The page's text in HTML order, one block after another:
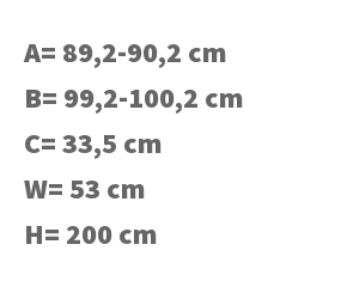
A= 89,2-90,2 cm
B= 99,2-100,2 cm
C= 33,5 cm
W= 53 cm
H= 200 cm